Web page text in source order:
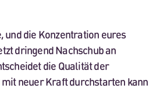
und die Konzentration eures
dringend Nachschub an
die Qualität der
neuer Kraft durchstarten kann